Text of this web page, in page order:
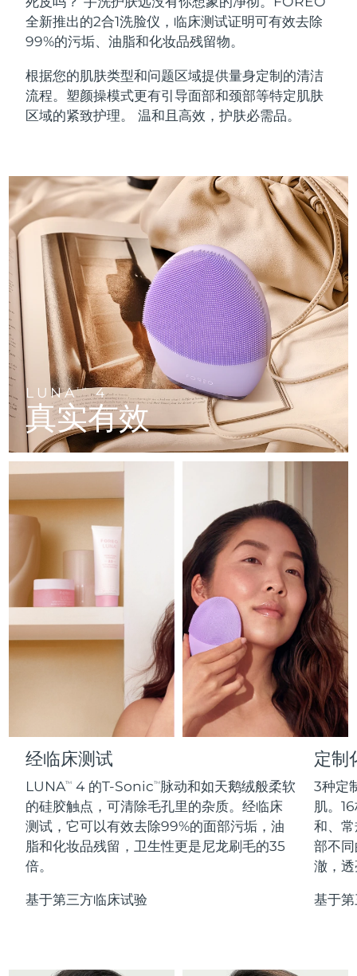
全新推出的2合1洗脸仪，临床测试证明可有效去除
99%的污垢、油脂和化妆品残留物。
根据您的肌肤类型和问题区域提供量身定制的清洁
流程。塑颜操模式更有引导面部和颈部等特定肌肤
区域的紧致护理。 温和且高效，护肤必需品。
LUNATM4
真实有效
经临床测试
LUNATM 4 的T-SonicTM脉动和如天鹅绒般柔软
的硅胶触点，可清除毛孔里的杂质。经临床
测试，它可以有效去除99%的面部污垢，油
脂和化妆品残留，卫生性更是尼龙刷毛的35
倍。
基于第三方临床试验
定制
3种定
肌。
和、
部不
澈，
基于
LUNA™ 4 套装
Anti-aging massage
LUNA™ 4 Plus
LUNA™ 4 Men
For men, anti-aging massage
LUNA™ 4 mini
For young skin, T-zone
LUNA™ 4 go
For travel or gym bag
LUNA™ 护肤
Premium cleansers & balm
LUNA™ 设备
All facial cleansing devices
BEAR™ 2 套装
Microcurrent toning
BEAR™ 2 go
BEAR™ 2 eyes & lips
Microcurrent line smoothing device
面部提拉护理
Premium anti-aging skincare
BEAR™ 设备
All premium facelift devices
补水保湿
UFO™ 3 套装
UFO™ 3 LED
Near-infrared and red light therapy
device
UFO™ 3 mini
Red light therapy device for young skin
UFO™ 3 go
Portable red light therapy
面膜
Rejuvenation & hydration
UFO™ 设备
All deep facial hydration devices
口腔护理
issa™ 4
issa™ 4 plus
Smart hybrid silicone sonic toothbrush
issa™ 4 smile
Hybrid silicone sonic toothbrush
issa™ 4 baby
For ages 0-3
issa™ Teeth Whitening Set
ISSA™ 设备
All silicone sonic toothbrushes
抗老
FAQ™ 101
Clinical anti-aging
FAQ™ 102
Advanced clinical anti-aging
FAQ™ 103
Luxurious clinical anti-aging set
FAQ™ P1 Primer
Manuka honey primer
FAQ™护肤品
All FAQ™ skincare
FAQ™产品
All anti-aging treatments
LED治疗
NEW
FAQ™ 201
LED mask
FAQ™ 202
LED mask
FAQ™ 211
Anti-aging neck & décolleté LED mask
FAQ™ 221
Anti-aging LED hand mask
FAQ™护肤品
All FAQ™ skincare
FAQ™产品
All LED treatments
生发
FAQ™ 301
LED hair strengthening scalp massager
FAQ™ Scalp Serum
Scalp recovery probiotic serum
FAQ™护肤品
All FAQ™ skincare
FAQ™产品
All hair treatments
肌肤年轻化
NEW
FAQ™ 501
Full-Spectrum Red Light Therapy
FAQ™ 502
Full-Spectrum Red Light Therapy
FAQ™ Red Light Serum
FAQ™ skincare
All FAQ™ skincare
FAQ™ products
All toning treatments
保健品
NEW
专业治疗
脱毛
PEACH™ 2 Pro Max
Professional IPL hair removal device
PEACH™ 2
IPL hair removal
PEACH™ 2 go
Travel-friendly IPL hair removal
PEACH™ Cooling Prep Gel
身体护理
BEAR™ 2 body
Microcurrent body toning
LUNA™ 4 body
Massaging body brush
SUPERCHARGED™ serum
Firming body serum
ESPADA™ 2 plus
Recurring acne LED therapy
ESPADA™ 2
Acne treatment device
ESPADA™ Blemish Solution
眼部护理
BEAR™ 2 eyes & lips
Microcurrent line smoothing device
IRIS™ 2
Rejuvenating eye massager
眼部护肤
毛孔护理
KIWI™ derma
Diamond microdermabrasion .
Blackhead remover
LUNA™ 4 hair
2-in-1 LED scalp massager
LED light hairbrush
牙齿美白
NEW
issa™ Teeth Whitening Set
Dual LED + sonic device & 18% PAP gel
issa™ Teeth Whitening Gel
更多的
比利时 预计送达日期2026/8/11
百慕大 预计送达日期
波斯尼亚和黑塞哥维那 预计送达日期2026/8/14
文莱 预计送达日期2026/8/16
加拿大 预计送达日期 2026/8/15
智利 预计送达日期2026/8/15
中国 预计送达日期2026/8/11
哥伦比亚 预计送达日期 2026/8/15
克罗地亚 预计送达日期2026/8/11
塞浦路斯 预计送达日期2026/8/12
捷克 预计送达日期2026/8/11
丹麦 预计送达日期2026/8/11
芬兰 预计送达日期2026/8/11
法国 预计送达日期 2026/8/11
法属波利尼西亚 预计送达日期2026/8/15
德国 预计送达日期2026/8/11
预计送达日期2026/8/15
预计送达日期2026/8/11
中国香港特别行政区 2026/8/12
匈牙利 预计送达日期2026/8/11
冰岛 预计送达日期2026/8/12
印度尼西亚 2026/8/9
爱尔兰 2026/8/11